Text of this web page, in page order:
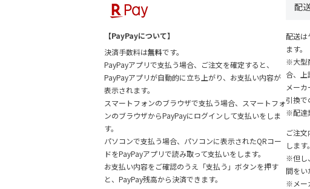
【PayPayについて】
決済手数料は無料です。
PayPayアプリで支払う場合、ご注文を確定すると、
PayPayアプリが自動的に立ち上がり、お支払い内容が
表示されます。
スマートフォンのブラウザで支払う場合、スマートフォ
ンのブラウザからPayPayにログインして支払いをしま
す。
パソコンで支払う場合、パソコンに表示されたQRコー
ドをPayPayアプリで読み取って支払いをします。
お支払い内容をご確認のうえ「支払う」ボタンを押す
と、PayPay残高から決済できます。
配
配送は
ます。
※大型
合、上
メー
引換で
※配達
ご注
します。
※但し
間をい
※メー